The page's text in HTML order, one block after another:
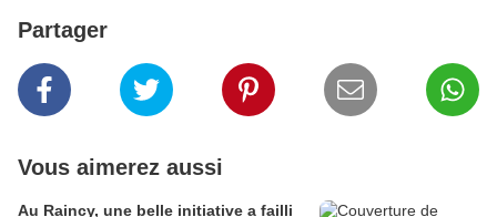
Partager
Vous aimerez aussi
Au Raincy, une belle initiative a failli